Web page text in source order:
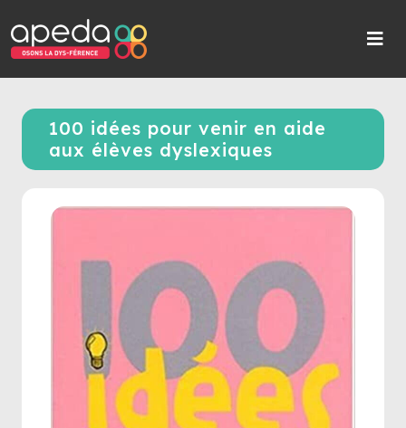
100 idées pour venir en aide
aux élèves dyslexiques